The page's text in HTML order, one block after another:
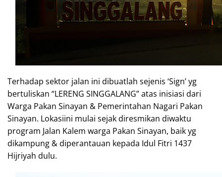
Terhadap sektor jalan ini dibuatlah sejenis ‘Sign’ yg
bertuliskan “LERENG SINGGALANG” atas inisiasi dari
Warga Pakan Sinayan & Pemerintahan Nagari Pakan
Sinayan. Lokasiini mulai sejak diresmikan diwaktu
program Jalan Kalem warga Pakan Sinayan, baik yg
dikampung & diperantauan kepada Idul Fitri 1437
Hijriyah dulu.